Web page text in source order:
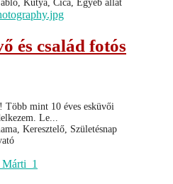
Kutya, Cica, Egyéb állat
és család fotós
mint 10 éves esküvői
Le...
Keresztelő, Születésnap